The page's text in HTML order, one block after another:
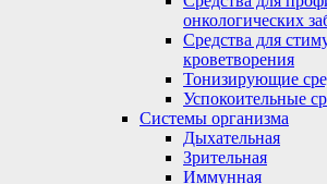
онкологических
Средства для
кроветворения
Тонизирующие
Успокоительные
Системы организма
Дыхательная
Зрительная
Иммунная